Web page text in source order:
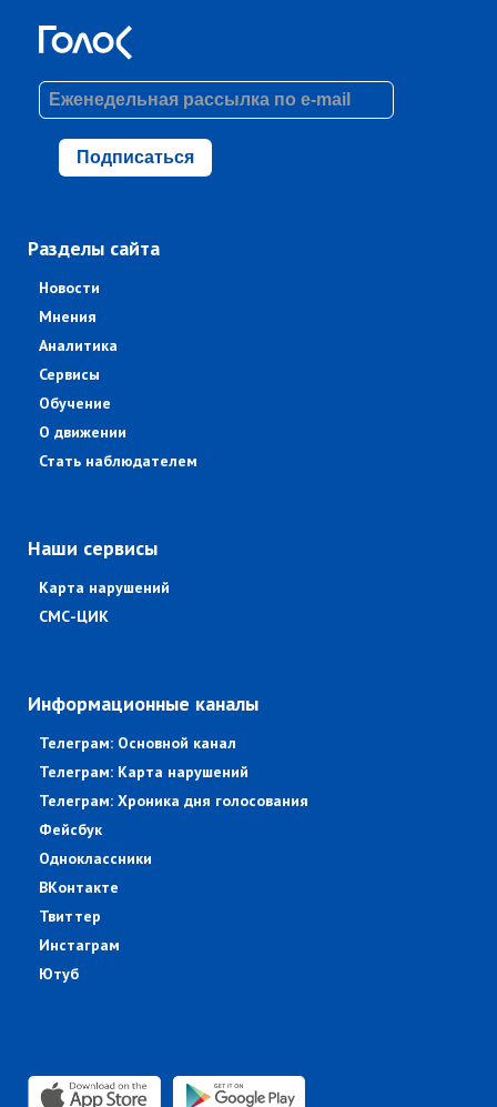
Подписаться
Разделы сайта
Новости
Мнения
Аналитика
Сервисы
Обучение
О движении
Стать наблюдателем
Наши сервисы
Карта нарушений
СМС-ЦИК
Информационные каналы
Телеграм: Основной канал
Телеграм: Карта нарушений
Телеграм: Хроника дня голосования
Фейсбук
Одноклассники
ВКонтакте
Твиттер
Инстаграм
Ютуб